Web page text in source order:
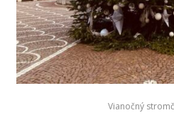
Vianočný